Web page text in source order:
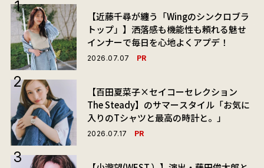
【近藤千尋が纏う「Wingのシンクロブラ
トップ」】洒落感も機能性も頼れる魅せ
インナーで毎日を心地よくアプデ！
2026.07.07 PR
【百田夏菜子×セイコーセレクション
The Steady】のサマースタイル「お気に
入りのTシャツと最高の時計と。」
2026.07.17 PR